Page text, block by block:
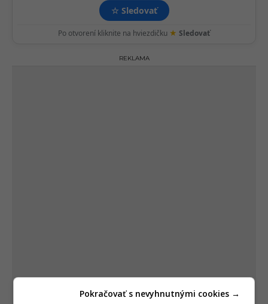
☆ Sledovať
Po otvorení kliknite na hviezdičku ★ Sledovať
REKLAMA
Pokračovať s nevyhnutnými cookies →